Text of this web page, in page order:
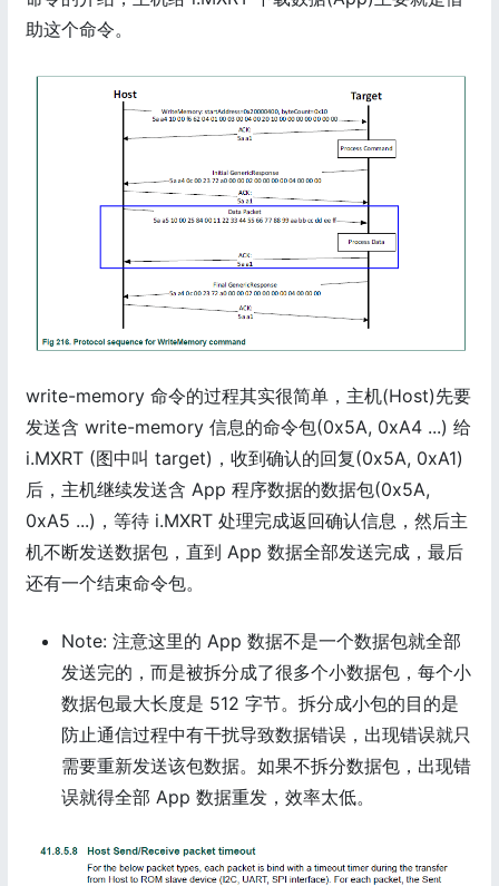
助这个命令。
write-memory 命令的过程其实很简单，主机(Host)先要
发送含 write-memory 信息的命令包(0x5A, 0xA4 ...) 给
i.MXRT (图中叫 target)，收到确认的回复(0x5A, 0xA1)
后，主机继续发送含 App 程序数据的数据包(0x5A,
0xA5 ...)，等待 i.MXRT 处理完成返回确认信息，然后主
机不断发送数据包，直到 App 数据全部发送完成，最后
还有一个结束命令包。
Note: 注意这里的 App 数据不是一个数据包就全部
发送完的，而是被拆分成了很多个小数据包，每个小
数据包最大长度是 512 字节。拆分成小包的目的是
防止通信过程中有干扰导致数据错误，出现错误就只
需要重新发送该包数据。如果不拆分数据包，出现错
误就得全部 App 数据重发，效率太低。